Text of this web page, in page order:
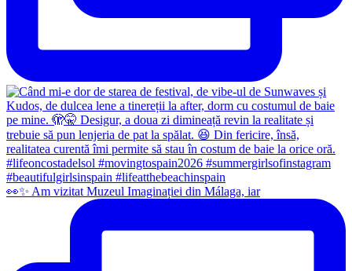
👀✨️ Am vizitat Muzeul Imaginației din Málaga, iar